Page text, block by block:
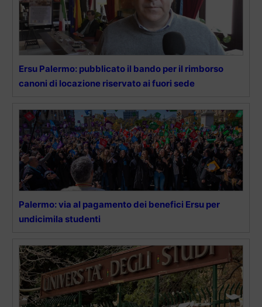
Ersu Palermo: pubblicato il bando per il rimborso
canoni di locazione riservato ai fuori sede
Palermo: via al pagamento dei benefici Ersu per
undicimila studenti